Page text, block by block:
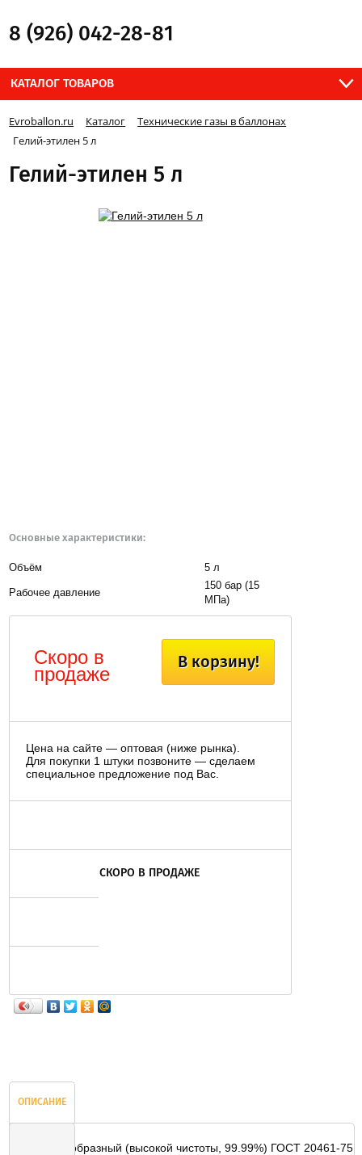
8 (926) 042-28-81
КАТАЛОГ ТОВАРОВ
Evroballon.ru Каталог
Технические газы в баллонах
Гелий-этилен 5 л
Гелий-этилен 5 л
Основные характеристики:
Объём 5 л
Рабочее давление
150 бар (15
МПа)
В корзину!
Скоро в
продаже
Цена на сайте — оптовая (ниже рынка).
Для покупки 1 штуки позвоните — сделаем
специальное предложение под Вас.
СКОРО В ПРОДАЖЕ
ОПИСАНИЕ
Гелий газообразный (высокой чистоты, 99.99%) ГОСТ 20461-75